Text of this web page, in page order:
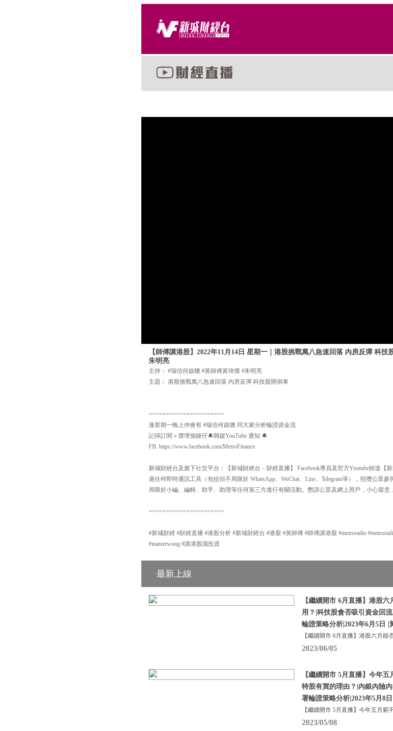
【師傅講港股】2022年11月14日 星期一｜港股挑戰萬八急速回落 內房反彈 科
朱明亮
主持： #瑞信何啟聰 #黃師傅黃瑋傑 #朱明亮
主題： 港股挑戰萬八急速回落 內房反彈 科技股開倒車
======================
逢星期一晚上仲會有 #瑞信何啟聰 同大家分析輪證資金流
記得訂閱＋㩒埋個鐘仔🔔開啟YouTube 通知 🔔
FB: https://www.facebook.com/MetroFinance
新城財經台及旗下社交平台：【新城財經台 – 財經直播】 Facebook專頁及官方Youtube頻道【
過任何即時通訊工具（包括但不局限於 WhatsApp、WeChat、Line、Telegram等），招攬公眾
局限於小編、編輯、助手、助理等任何第三方進行有關活動。懇請公眾及網上用戶，小心留意
======================
#新城財經 #財經直播 #港股分析 #新城財經台 #港股 #黃師傅 #師傅講港股 #metroradio
#masterwong #講港股識投資
最新上線
【繼續開市 6月直播】港股
用？|科技股會否吸引資金回
輪證策略分析|2023年6月5日 |
【繼續開市 6月直播】港股六月能
2023/06/05
【繼續開市 5月直播】今年
特股有買的理由？|內銀內險
署輪證策略分析|2023年5月8
【繼續開市 5月直播】今年五月窮
2023/05/08